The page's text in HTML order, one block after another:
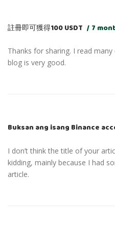
註冊即可獲得100 USDT 7
Thanks for sharing. I read
blog is very good.
Buksan ang isang Binance
I don’t think the title of your
kidding, mainly because I had
article.